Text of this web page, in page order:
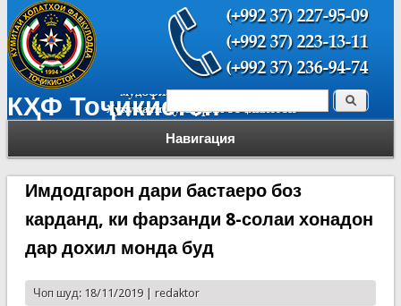
КҲФ Тоҷикистон
Навигация
Форма поиска Поиск
Имдодгарон дари бастаеро боз
карданд, ки фарзанди 8-солаи хонадон
дар дохил монда буд
Чоп шуд: 18/11/2019 | redaktor